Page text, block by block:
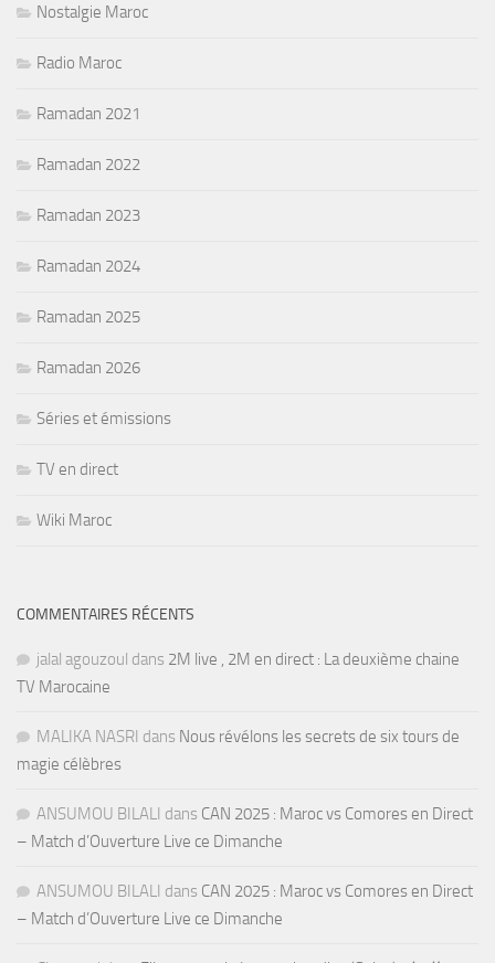
Nostalgie Maroc
Radio Maroc
Ramadan 2021
Ramadan 2022
Ramadan 2023
Ramadan 2024
Ramadan 2025
Ramadan 2026
Séries et émissions
TV en direct
Wiki Maroc
COMMENTAIRES RÉCENTS
jalal agouzoul dans 2M live , 2M en direct : La deuxième chaine
TV Marocaine
MALIKA NASRI dans Nous révélons les secrets de six tours de
magie célèbres
ANSUMOU BILALI dans CAN 2025 : Maroc vs Comores en Direct
– Match d’Ouverture Live ce Dimanche
ANSUMOU BILALI dans CAN 2025 : Maroc vs Comores en Direct
– Match d’Ouverture Live ce Dimanche